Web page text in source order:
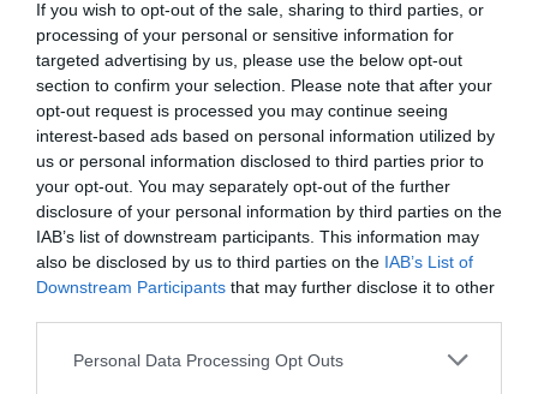
If you wish to opt-out of the sale, sharing to third parties, or
processing of your personal or sensitive information for
targeted advertising by us, please use the below opt-out
section to confirm your selection. Please note that after your
opt-out request is processed you may continue seeing
interest-based ads based on personal information utilized by
us or personal information disclosed to third parties prior to
your opt-out. You may separately opt-out of the further
disclosure of your personal information by third parties on the
IAB’s list of downstream participants. This information may
also be disclosed by us to third parties on the IAB’s List of
Downstream Participants that may further disclose it to other
Personal Data Processing Opt Outs
Brutál nehéz nyolc kvízkérdés: Le a kalappal, ha
jól sikerül
Nyolc kvízkérdés: Van pár perced? Játszd le ezt
az érdekes quizt